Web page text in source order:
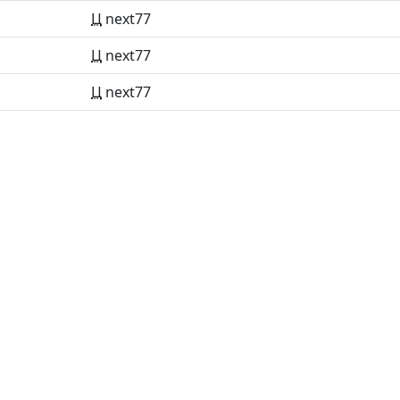
Ц next77
Ц next77
Ц next77